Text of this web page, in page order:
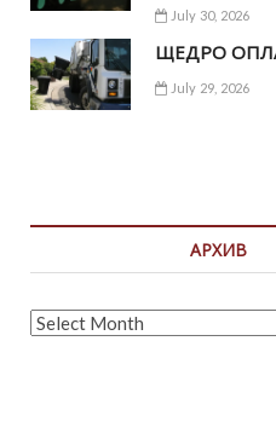
July 30, 2026
ЩЕДРО
July 29, 2026
АРХИВ
Архив